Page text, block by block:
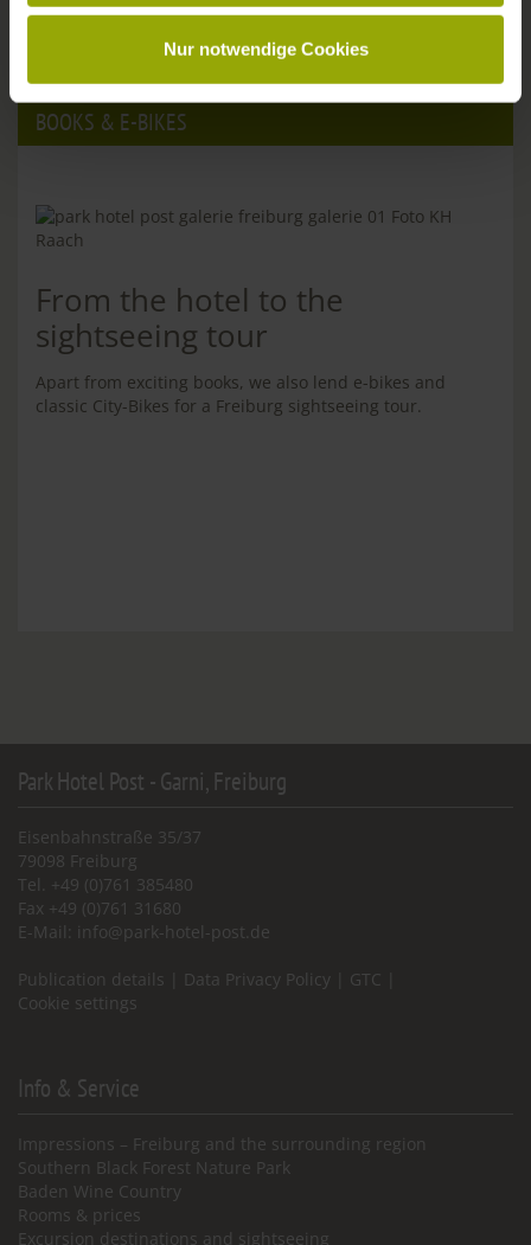
Nur notwendige Cookies
BOOKS & E-BIKES
From the hotel to the
sightseeing tour
Apart from exciting books, we also lend e-bikes and
classic City-Bikes for a Freiburg sightseeing tour.
Park Hotel Post - Garni, Freiburg
Eisenbahnstraße 35/37
79098 Freiburg
Tel. +49 (0)761 385480
Fax +49 (0)761 31680
E-Mail:
info@park-hotel-post.de
Publication details Data Privacy Policy GTC
Cookie settings
Info & Service
Impressions – Freiburg and the surrounding region
Southern Black Forest Nature Park
Baden Wine Country
Rooms & prices
Excursion destinations and sightseeing